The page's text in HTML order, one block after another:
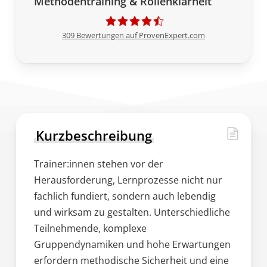
309Bewertungen auf ProvenExpert.com
Kurzbeschreibung
Trainer:innen stehen vor der
Herausforderung, Lernprozesse nicht nur
fachlich fundiert, sondern auch lebendig
und wirksam zu gestalten. Unterschiedliche
Teilnehmende, komplexe
Gruppendynamiken und hohe Erwartungen
erfordern methodische Sicherheit und eine